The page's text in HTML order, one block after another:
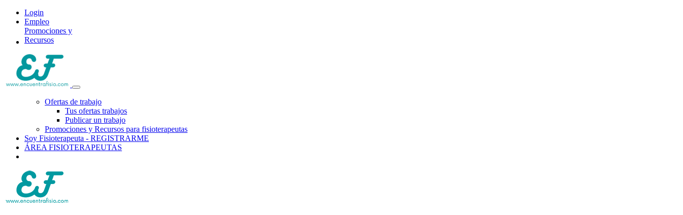
Login
Empleo
Promociones y
Recursos
Ofertas de trabajo
Tus ofertas trabajos
Publicar un trabajo
Promociones y Recursos para fisioterapeutas
Soy Fisioterapeuta - REGISTRARME
ÁREA FISIOTERAPEUTAS